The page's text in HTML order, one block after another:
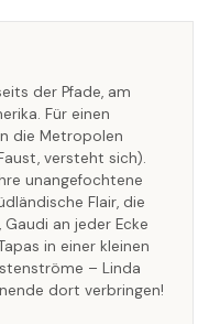
der Pfade, am
Für einen
die Metropolen
versteht sich).
unangefochtene
Flair, die
an jeder Ecke
in einer kleinen
– Linda
dort verbringen!